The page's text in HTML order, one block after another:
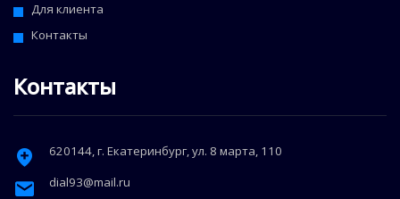
Для клиента
Контакты
Контакты
620144, г. Екатеринбург,ул. 8 марта, 110
dial93@mail.ru